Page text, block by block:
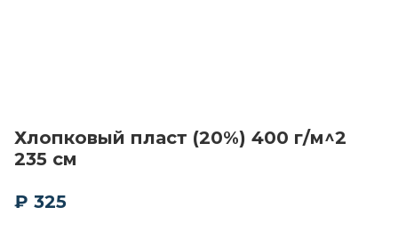
Хлопковый пласт (20%) 400 г/м^2
235 см
₽ 325